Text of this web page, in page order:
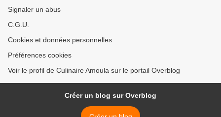
Signaler un abus
C.G.U.
Cookies et données personnelles
Préférences cookies
Voir le profil de Culinaire Amoula sur le portail Overblog
Créer un blog sur Overblog